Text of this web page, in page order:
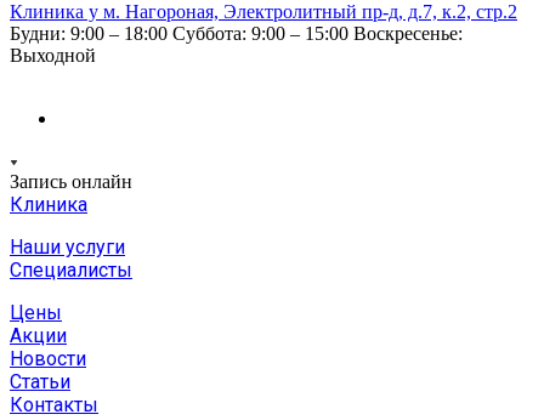
Клиника у м. Нагороная, Электролитный пр-д, д.7, к.2, стр.2
Будни: 9:00 – 18:00 Суббота: 9:00 – 15:00 Воскресенье:
Выходной
Запись онлайн
Клиника
Наши услуги
Специалисты
Цены
Акции
Новости
Статьи
Контакты